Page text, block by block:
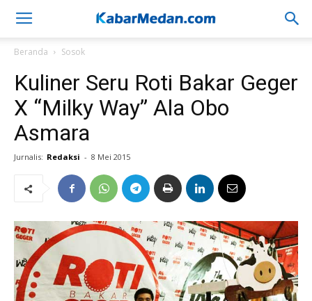
Beranda Sosok
Kuliner Seru Roti Bakar Geger
X “Milky Way” Ala Obo
Asmara
Jurnalis: Redaksi - 8 Mei 2015